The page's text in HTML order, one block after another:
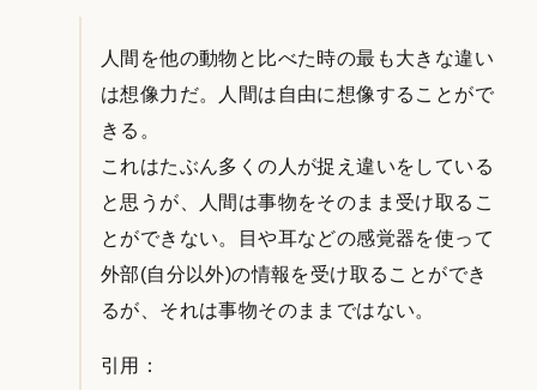
人間を他の動物と比べた時の最も大きな違い
は想像力だ。人間は自由に想像することがで
きる。
これはたぶん多くの人が捉え違いをしている
と思うが、人間は事物をそのまま受け取るこ
とができない。目や耳などの感覚器を使って
外部(自分以外)の情報を受け取ることができ
るが、それは事物そのままではない。
引用：